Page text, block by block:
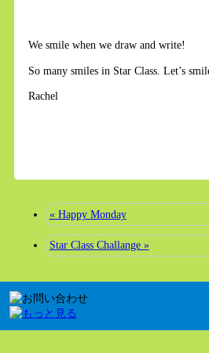
We smile when we draw and write!
So many smiles in Star Class. Let’s
Rachel
« Happy Monday
Star Class Challange »